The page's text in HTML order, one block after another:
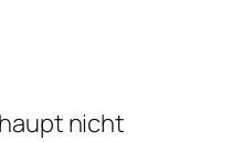
nicht